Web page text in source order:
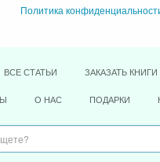
Политика
ВСЕ СТАТЬИ ЗАКАЗАТЬ КНИГИ
О НАС ПОДАРКИ